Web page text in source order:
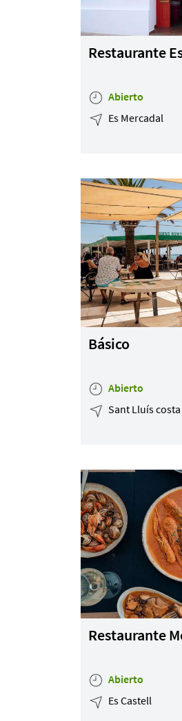
Restaurante
Abierto
Es Mercadal
Básico
Abierto
Sant Lluís costa
Restaurante
Abierto
Es Castell